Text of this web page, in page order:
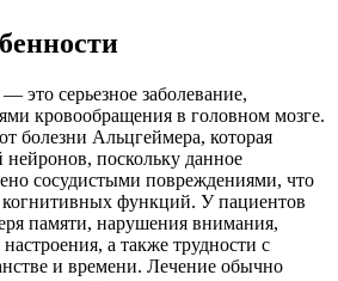
— это серьезное заболевание,
кровообращения в головном мозге.
болезни Альцгеймера, которая
нейронов, поскольку данное
сосудистыми повреждениями, что
функций. У пациентов
памяти, нарушения внимания,
а также трудности с
и времени. Лечение обычно